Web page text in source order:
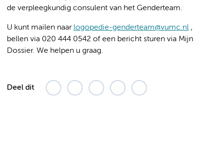
de verpleegkundig consulent van het Genderteam.
U kunt mailen naar logopedie-genderteam@vumc.nl ,
bellen via 020 444 0542 of een bericht sturen via Mijn
Dossier. We helpen u graag.
Deel dit